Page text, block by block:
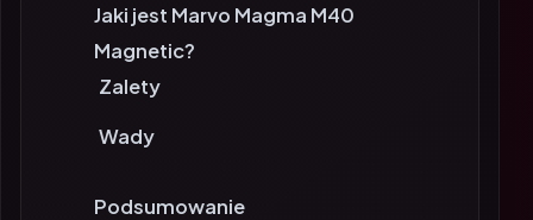
Jaki jest Marvo Magma M40
Magnetic?
Zalety
Wady
Podsumowanie